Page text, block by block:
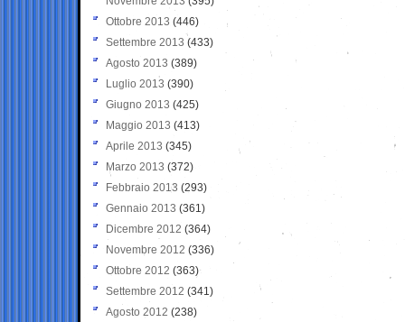
Ottobre 2013 (446)
Settembre 2013 (433)
Agosto 2013 (389)
Luglio 2013 (390)
Giugno 2013 (425)
Maggio 2013 (413)
Aprile 2013 (345)
Marzo 2013 (372)
Febbraio 2013 (293)
Gennaio 2013 (361)
Dicembre 2012 (364)
Novembre 2012 (336)
Ottobre 2012 (363)
Settembre 2012 (341)
Agosto 2012 (238)